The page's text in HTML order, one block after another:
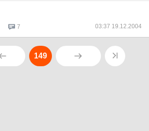
7 03:37 19.12.2004
149